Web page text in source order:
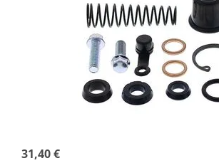
31,40 €